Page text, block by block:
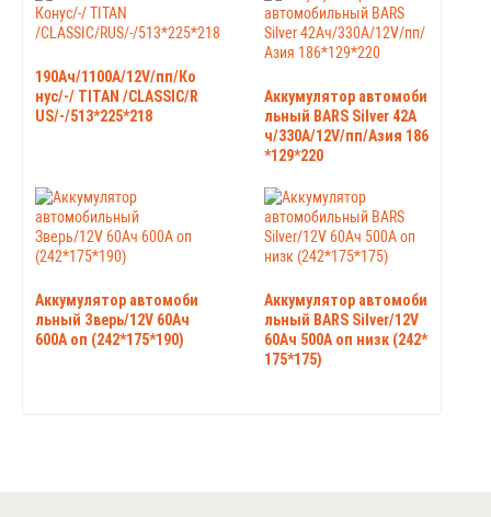
190Ач/1100А/12V/пп/Ко
нус/-/ TITAN /CLASSIC/R
US/-/513*225*218
Аккумулятор автомоби
льный BARS Silver 42А
ч/330А/12V/пп/Азия 186
*129*220
Аккумулятор автомоби
льный Зверь/12V 60Ач
600А оп (242*175*190)
Аккумулятор автомоби
льный BARS Silver/12V
60Ач 500А оп низк (242*
175*175)